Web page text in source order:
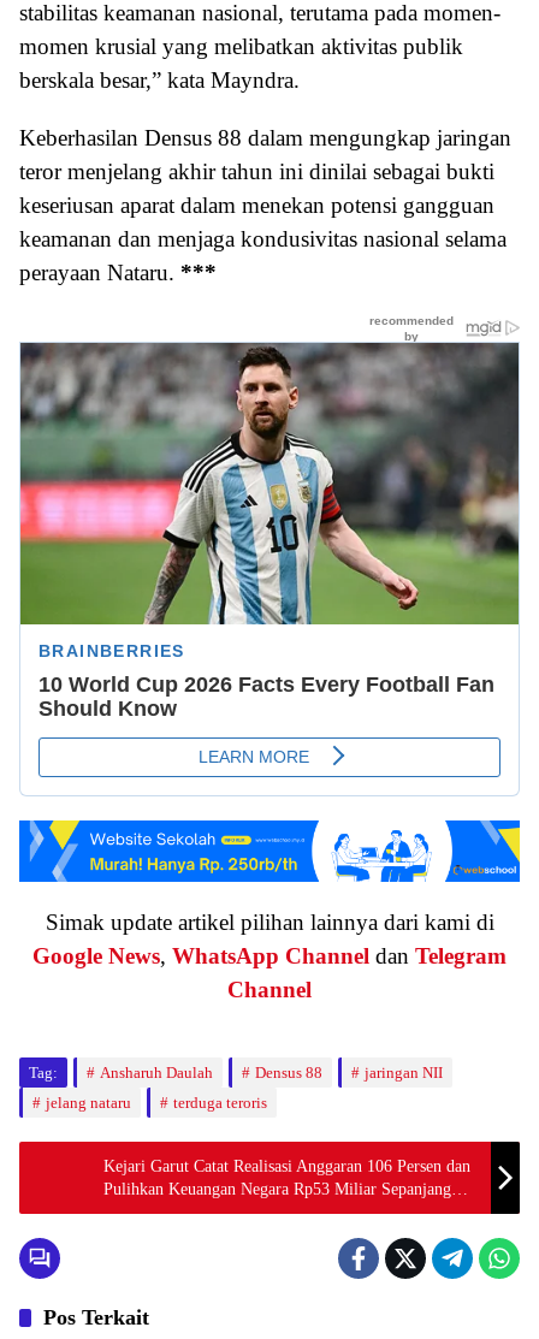
stabilitas keamanan nasional, terutama pada momen-
momen krusial yang melibatkan aktivitas publik
berskala besar,” kata Mayndra.
Keberhasilan Densus 88 dalam mengungkap jaringan
teror menjelang akhir tahun ini dinilai sebagai bukti
keseriusan aparat dalam menekan potensi gangguan
keamanan dan menjaga kondusivitas nasional selama
perayaan Nataru. ***
Simak update artikel pilihan lainnya dari kami di
Google News, WhatsApp Channel dan Telegram
Channel
Tag: Ansharuh Daulah Densus 88
jaringan NII
jelang nataru
terduga teroris
Kejari Garut Catat Realisasi Anggaran 106 Persen dan
Pulihkan Keuangan Negara Rp53 Miliar Sepanjang
2025
Pos Terkait
Nasional